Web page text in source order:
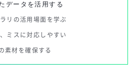
データを活用する
リの活用場面を学ぶ
ミスに対応しやすい
材を確保する